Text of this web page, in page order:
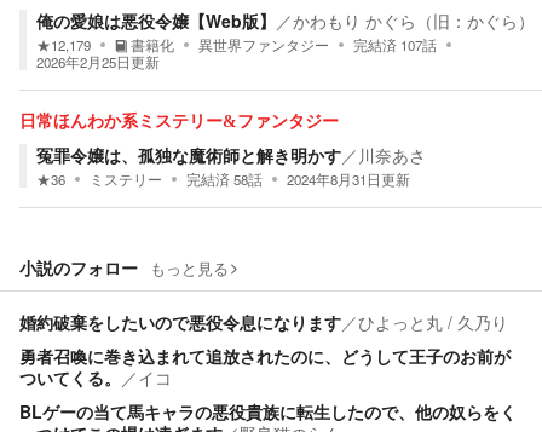
俺の愛娘は悪役令嬢【Web版】 ／かわもり かぐら（旧：かぐら）
★12,179 書籍化 異世界ファンタジー 完結済 107話
2026年2月25日更新
日常ほんわか系ミステリー&ファンタジー
冤罪令嬢は、孤独な魔術師と解き明かす／ 川奈あさ
★36 ミステリー 完結済58話 2024年8月31日更新
小説のフォロー もっと見る
婚約破棄をしたいので悪役令息になります／ひよっと丸 / 久乃り
勇者召喚に巻き込まれて追放されたのに、どうして王子のお前が
ついてくる。 ／イコ
BLゲーの当て馬キャラの悪役貴族に転生したので、他の奴らをく